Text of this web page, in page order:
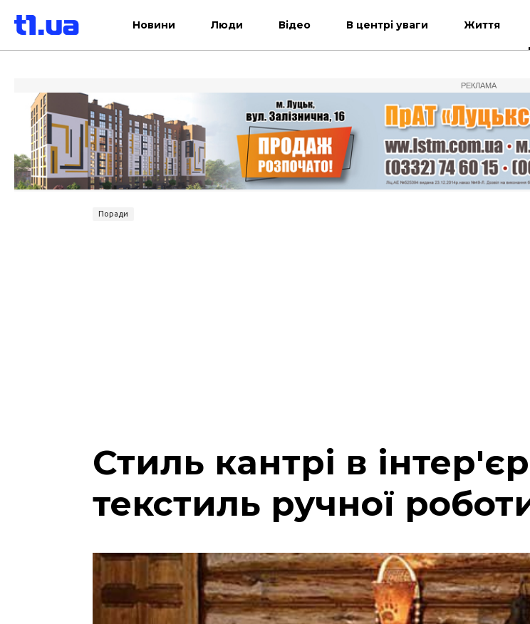
Новини Люди Відео В центрі уваги Життя
РЕКЛАМА
Поради
Стиль кантрі в
текстиль ручної